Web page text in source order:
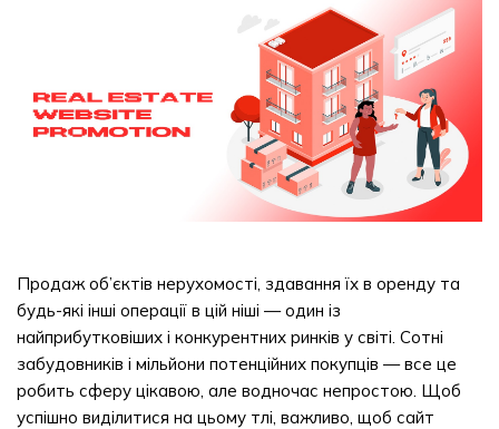
Продаж об’єктів нерухомості, здавання їх в оренду та
будь-які інші операції в цій ніші — один із
найприбутковіших і конкурентних ринків у світі. Сотні
забудовників і мільйони потенційних покупців — все це
робить сферу цікавою, але водночас непростою. Щоб
успішно виділитися на цьому тлі, важливо, щоб сайт